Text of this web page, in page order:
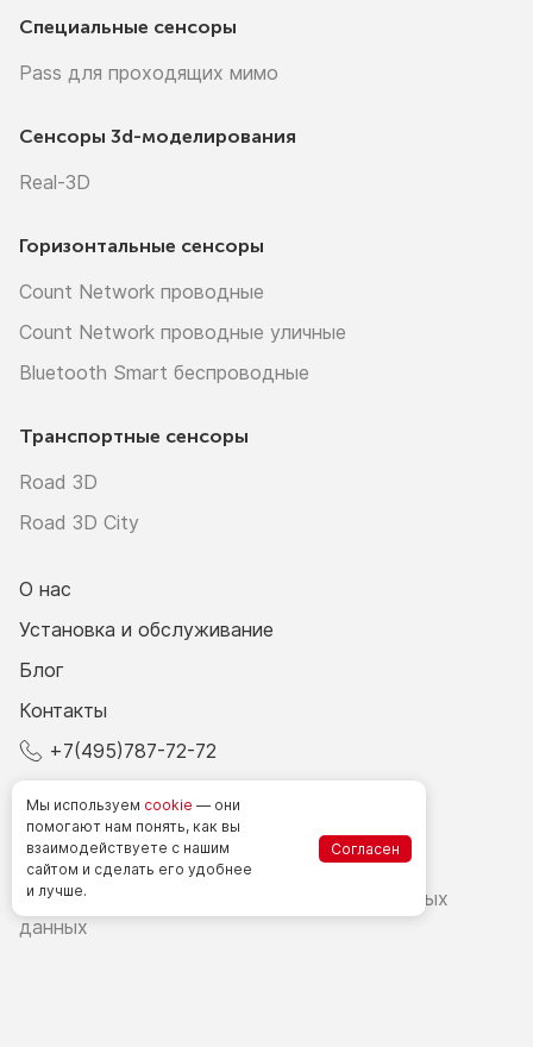
Специальные сенсоры
Pass для проходящих мимо
Сенсоры 3d-моделирования
Real-3D
Горизонтальные сенсоры
Count Network проводные
Count Network проводные уличные
Bluetooth Smart беспроводные
Транспортные сенсоры
Road 3D
Road 3D City
О нас
Установка и обслуживание
Блог
Контакты
+7(495)787-72-72
Счетчики посетителей в РФ
Политика в области обработки персональных
данных
Мы используем cookie — они
помогают нам понять, как вы
взаимодействуете с нашим
сайтом и сделать его удобнее
и лучше.
Согласен